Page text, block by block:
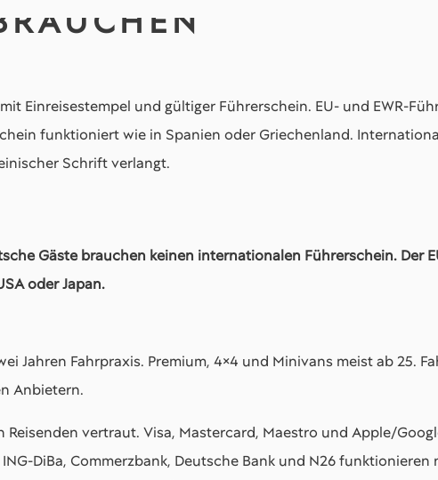
mit Einreisestempel und gültiger Führerschein. EU- und EWR-
funktioniert wie in Spanien oder Griechenland.
Schrift verlangt.
Gäste brauchen keinen internationalen Führerschein. Der
oder Japan.
Jahren Fahrpraxis. Premium, 4×4 und Minivans meist ab 25.
Anbietern.
Reisenden vertraut. Visa, Mastercard, Maestro und Apple/
ING-DiBa, Commerzbank, Deutsche Bank und N26